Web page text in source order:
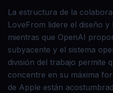
La estructura de la
LoveFrom lidere el diseño
mientras que OpenAI
subyacente y el sistema
división del trabajo permite
concentre en su máxima
de Apple están